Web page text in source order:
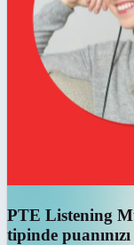
PTE Listening
tipinde